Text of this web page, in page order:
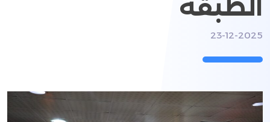
الطبقة
23-12-2025